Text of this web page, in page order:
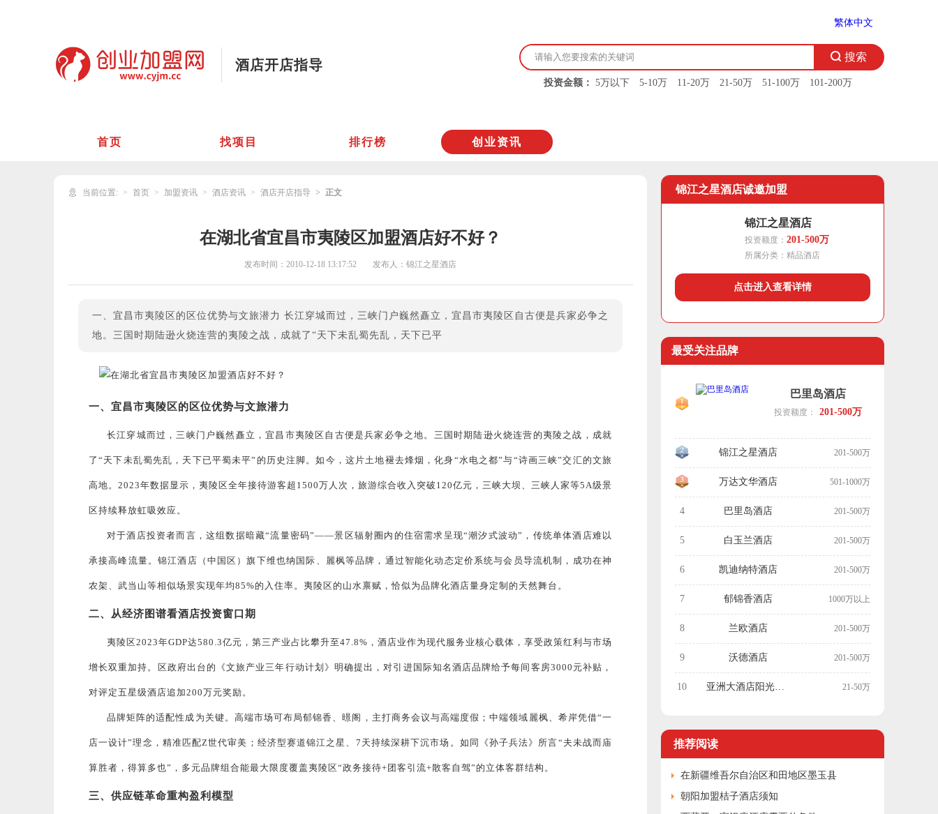
繁体中文
投资金额： 5万以下 5-10万 11-20万 21-50万 51-100万 101-200万
酒店开店指导
首页 找项目 排行榜 创业资讯
当前位置: 首页 加盟资讯 酒店资讯 酒店开店指导 正文
在湖北省宜昌市夷陵区加盟酒店好不好？
发布时间： 2010-12-18 13:17:52 发布人：锦江之星酒店
一、宜昌市夷陵区的区位优势与文旅潜力 长江穿城而过，三峡门户巍然矗立，宜昌市夷陵区自古便是兵家必争之
地。三国时期陆逊火烧连营的夷陵之战，成就了“天下未乱蜀先乱，天下已平
一、宜昌市夷陵区的区位优势与文旅潜力
长江穿城而过，三峡门户巍然矗立，宜昌市夷陵区自古便是兵家必争之地。三国时期陆逊火烧连营的夷陵之战，成就
了“天下未乱蜀先乱，天下已平蜀未平”的历史注脚。如今，这片土地褪去烽烟，化身“水电之都”与“诗画三峡”交汇的文旅
高地。2023年数据显示，夷陵区全年接待游客超1500万人次，旅游综合收入突破120亿元，三峡大坝、三峡人家等5A级景
区持续释放虹吸效应。
对于酒店投资者而言，这组数据暗藏“流量密码”——景区辐射圈内的住宿需求呈现“潮汐式波动”，传统单体酒店难以
承接高峰流量。锦江酒店（中国区）旗下维也纳国际、麗枫等品牌，通过智能化动态定价系统与会员导流机制，成功在神
农架、武当山等相似场景实现年均85%的入住率。夷陵区的山水禀赋，恰似为品牌化酒店量身定制的天然舞台。
二、从经济图谱看酒店投资窗口期
夷陵区2023年GDP达580.3亿元，第三产业占比攀升至47.8%，酒店业作为现代服务业核心载体，享受政策红利与市场
增长双重加持。区政府出台的《文旅产业三年行动计划》明确提出，对引进国际知名酒店品牌给予每间客房3000元补贴，
对评定五星级酒店追加200万元奖励。
品牌矩阵的适配性成为关键。高端市场可布局郁锦香、暻阁，主打商务会议与高端度假；中端领域麗枫、希岸凭借“一
店一设计”理念，精准匹配Z世代审美；经济型赛道锦江之星、7天持续深耕下沉市场。如同《孙子兵法》所言“夫未战而庙
算胜者，得算多也”，多元品牌组合能最大限度覆盖夷陵区“政务接待+团客引流+散客自驾”的立体客群结构。
三、供应链革命重构盈利模型
锦江之星酒店诚邀加盟
锦江之星酒店
投资额度： 201-500万
所属分类： 精品酒店
点击进入查看详情
最受关注品牌
巴里岛酒店
投资额度： 201-500万
201-500万
锦江之星酒店
501-1000万
万达文华酒店
201-500万
4 巴里岛酒店
201-500万
5 白玉兰酒店
201-500万
6 凯迪纳特酒店
1000万以上
7 郁锦香酒店
201-500万
8 兰欧酒店
201-500万
9 沃德酒店
21-50万
10 亚洲大酒店阳光酒廊
推荐阅读
在新疆维吾尔自治区和田地区墨玉县
朝阳加盟桔子酒店须知